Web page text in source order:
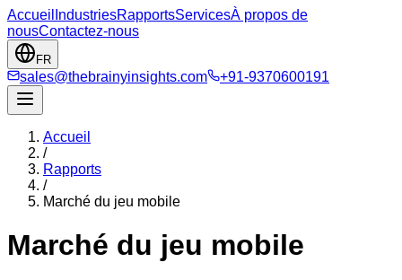
Accueil IndustriesRapportsServicesÀ propos de
nousContactez-nous
FR
sales@thebrainyinsights.com +91-9370600191
Accueil
/
Rapports
/
Marché du jeu mobile
Marché du jeu mobile